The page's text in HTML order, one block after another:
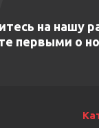
на нашу
первыми о